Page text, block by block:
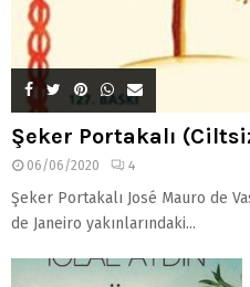
Şeker Portakalı
06/06/2020 4
Şeker Portakalı José Mauro de
de Janeiro yakınlarındaki...